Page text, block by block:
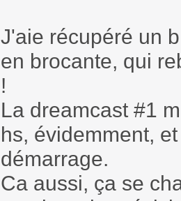
J'aie récupéré un
en brocante, qui
!
La dreamcast #1
hs, évidemment,
démarrage.
Ca aussi, ça se